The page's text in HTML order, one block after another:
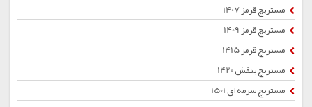
مستربچ قرمز 1407
مستربچ قرمز 1409
مستربچ قرمز 1415
مستربچ بنفش 1420
مستربچ سرمه ای 1501